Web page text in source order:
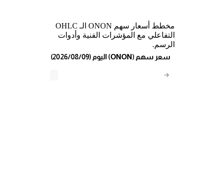
مخطط أسعار سهم ONON الـ OHLC
التفاعلي مع المؤشرات الفنية وأدوات
الرسم.
→
(2026/08/09) اليوم (ONON) سعر سهم